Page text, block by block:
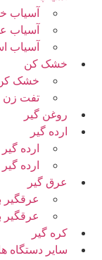
آسیاب
آسیاب
آسیاب
خشک کن
خشک کن
تفت زن
روغن گیر
ارده گیر
ارده
ارده
عرق گیر
عرقگیر
عرقگیر
کره گیر
سایر دستگاه